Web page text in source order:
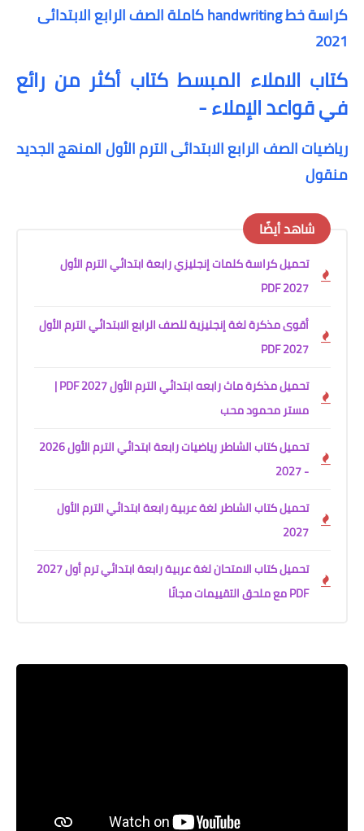
كراسة خط handwriting كاملة الصف الرابع الابتدائى
2021
كتاب الاملاء المبسط كتاب أكثر من رائع
في قواعد الإملاء -
رياضيات الصف الرابع الابتدائى الترم الأول المنهج الجديد
منقول
شاهد أيضًا
تحميل كراسة كلمات إنجليزي رابعة ابتدائي الترم الأول
2027 PDF
أقوى مذكرة لغة إنجليزية للصف الرابع الابتدائي الترم الأول
2027 PDF
تحميل مذكرة ماث رابعه ابتدائي الترم الأول 2027 PDF |
مستر محمود محب
تحميل كتاب الشاطر رياضيات رابعة ابتدائي الترم الأول 2026
- 2027
تحميل كتاب الشاطر لغة عربية رابعة ابتدائي الترم الأول
2027
تحميل كتاب الامتحان لغة عربية رابعة ابتدائي ترم أول 2027
PDF مع ملحق التقييمات مجانًا